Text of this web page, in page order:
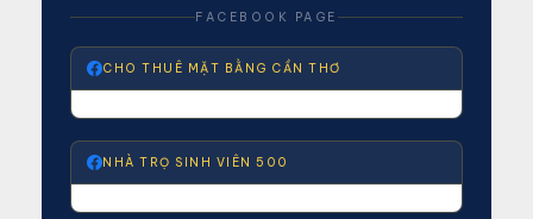
FACEBOOK PAGE
CHO THUÊ MẶT BẰNG CẦN THƠ
NHÀ TRỌ SINH VIÊN 500